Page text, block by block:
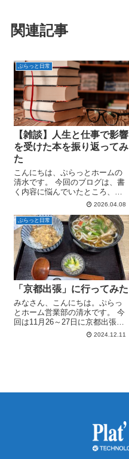
関連記事
ぷらっと日常
【雑談】人生と仕事で影響
を受けた本を振り返ってみ
た
こんにちは、ぷらっとホームの
清水です。 今回のブログは、書
く内容に悩んでいたところ、年
度の始まりということもあり
仕事で3冊、影響を受けた本を紹
介してみてはどうか？」とアド
バイスをいただいたので、書い
てみたいと思...
2026.04.08
ぷらっと日常
「京都出張」に行ってみた
みなさん、こんにちは。ぷらっ
とホーム営業部の清水です。 今
回は11月26～27日に京都出張に
行った際の模様をレポートして
2024.12.11